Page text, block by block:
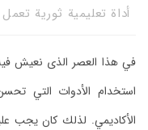
أداة تعليمية ثورية
في هذا العصر الذى نعيش
استخدام الأدوات التي
الأكاديمي. لذلك كان يجب